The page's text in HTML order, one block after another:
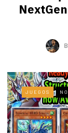
JUEGOS